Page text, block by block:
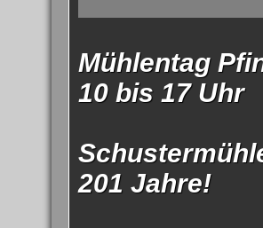
Mühlentag
10 bis 17 Uhr
201 Jahre!